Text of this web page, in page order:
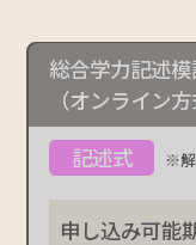
総合学力記述
（オンライン方
※解